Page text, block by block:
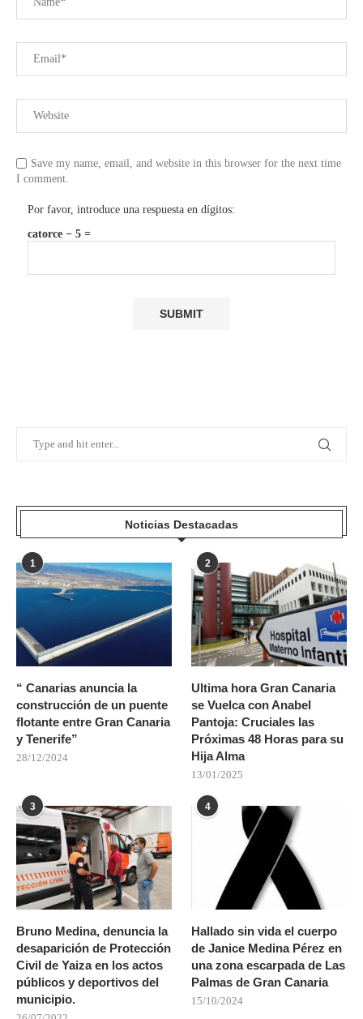
Save my name, email, and website in this browser for the next time
I comment.
Por favor, introduce una respuesta en dígitos:
catorce − 5 =
Noticias Destacadas
1
“ Canarias anuncia la
construcción de un puente
flotante entre Gran Canaria
y Tenerife”
28/12/2024
2
Ultima hora Gran Canaria
se Vuelca con Anabel
Pantoja: Cruciales las
Próximas 48 Horas para su
Hija Alma
13/01/2025
3
Bruno Medina, denuncia la
desaparición de Protección
Civil de Yaiza en los actos
públicos y deportivos del
municipio.
4
Hallado sin vida el cuerpo
de Janice Medina Pérez en
una zona escarpada de Las
Palmas de Gran Canaria
15/10/2024